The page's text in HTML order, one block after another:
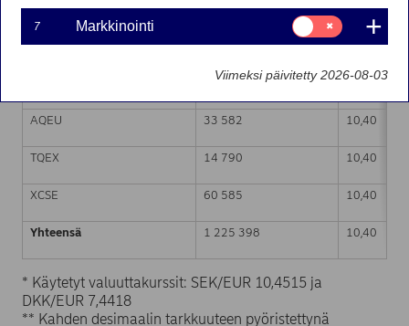
XSTO 404 726 10,40
XHEL 347 106 10,40
364 609 10,40
AQEU 33 582 10,40
TQEX 14 790 10,40
XCSE 60 585 10,40
Yhteensä 1 225 398 10,40
* Käytetyt valuuttakurssit: SEK/EUR 10,4515 ja
DKK/EUR 7,4418
** Kahden desimaalin tarkkuuteen pyöristettynä
7 Markkinointi
Suostumusvalinta:
Markkinointi
Viimeksi päivitetty 2026-08-03